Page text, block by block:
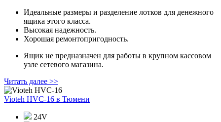
Идеальные размеры и разделение лотков для денежного
ящика этого класса.
Высокая надежность.
Хорошая ремонтопригодность.
Ящик не предназначен для работы в крупном кассовом
узле сетевого магазина.
Читать далее >>
Vioteh HVC-16 в Тюмени
24V